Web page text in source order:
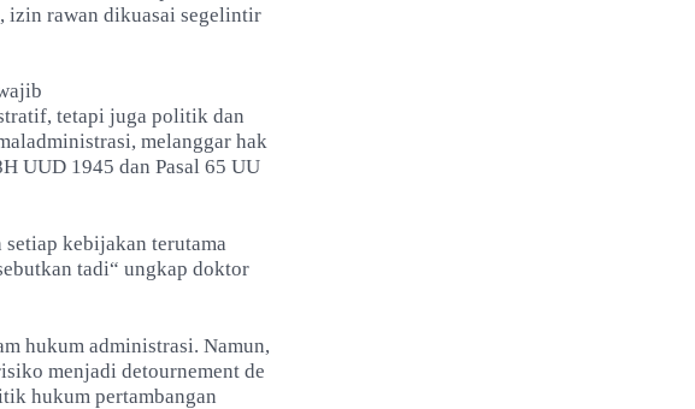
izin rawan dikuasai segelintir
tetapi juga politik dan
melanggar hak
UUD 1945 dan Pasal 65 UU
kebijakan terutama
tadi“ ungkap doktor
hukum administrasi. Namun,
menjadi detournement de
hukum pertambangan